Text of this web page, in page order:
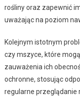
rośliny oraz zapewnić
uważając na poziom
Kolejnym istotnym
czy mszyce, które
zauważenia ich
ochronne, stosując
regularne przeglądanie